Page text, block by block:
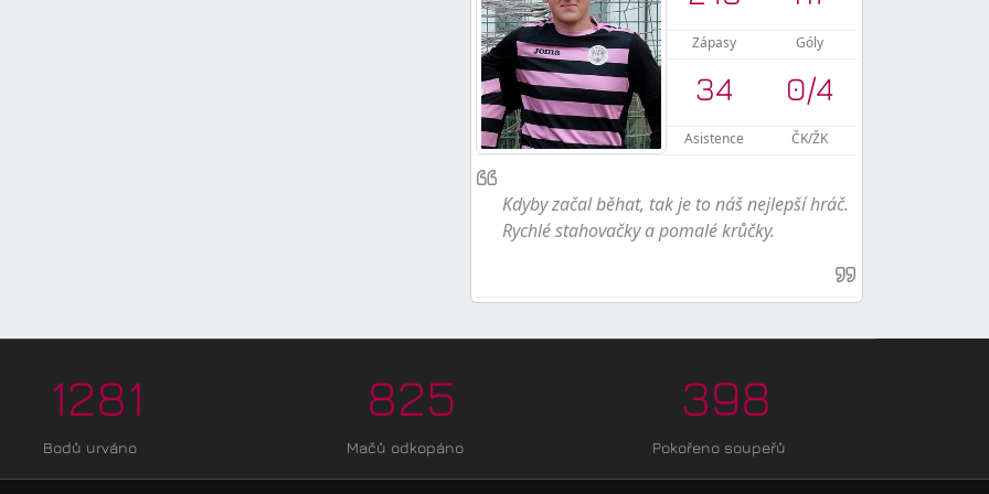
Zápasy Góly
34 0/4
Asistence ČK/ŽK
Kdyby začal běhat, tak je to náš nejlepší hráč.
Rychlé stahovačky a pomalé krůčky.
1281
Bodů urváno
825
Mačů odkopáno
398
Pokořeno soupeřů